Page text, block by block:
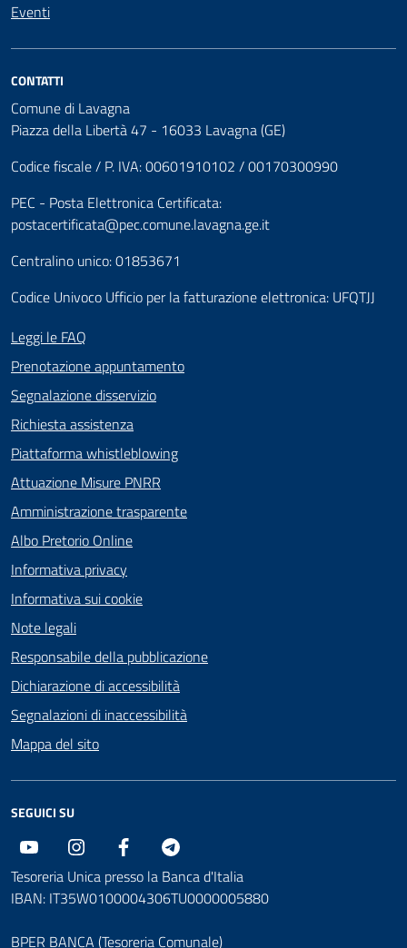
Eventi
CONTATTI
Comune di Lavagna
Piazza della Libertà 47 - 16033 Lavagna (GE)
Codice fiscale / P. IVA: 00601910102 / 00170300990
PEC - Posta Elettronica Certificata:
postacertificata@pec.comune.lavagna.ge.it
Centralino unico: 01853671
Codice Univoco Ufficio per la fatturazione elettronica: UFQTJJ
Leggi le FAQ
Prenotazione appuntamento
Segnalazione disservizio
Richiesta assistenza
Piattaforma whistleblowing
Attuazione Misure PNRR
Amministrazione trasparente
Albo Pretorio Online
Informativa privacy
Informativa sui cookie
Note legali
Responsabile della pubblicazione
Dichiarazione di accessibilità
Segnalazioni di inaccessibilità
Mappa del sito
SEGUICI SU
Youtube Instagram Facebook
Tesoreria Unica presso la Banca d'Italia
IBAN: IT35W0100004306TU0000005880
BPER BANCA (Tesoreria Comunale)